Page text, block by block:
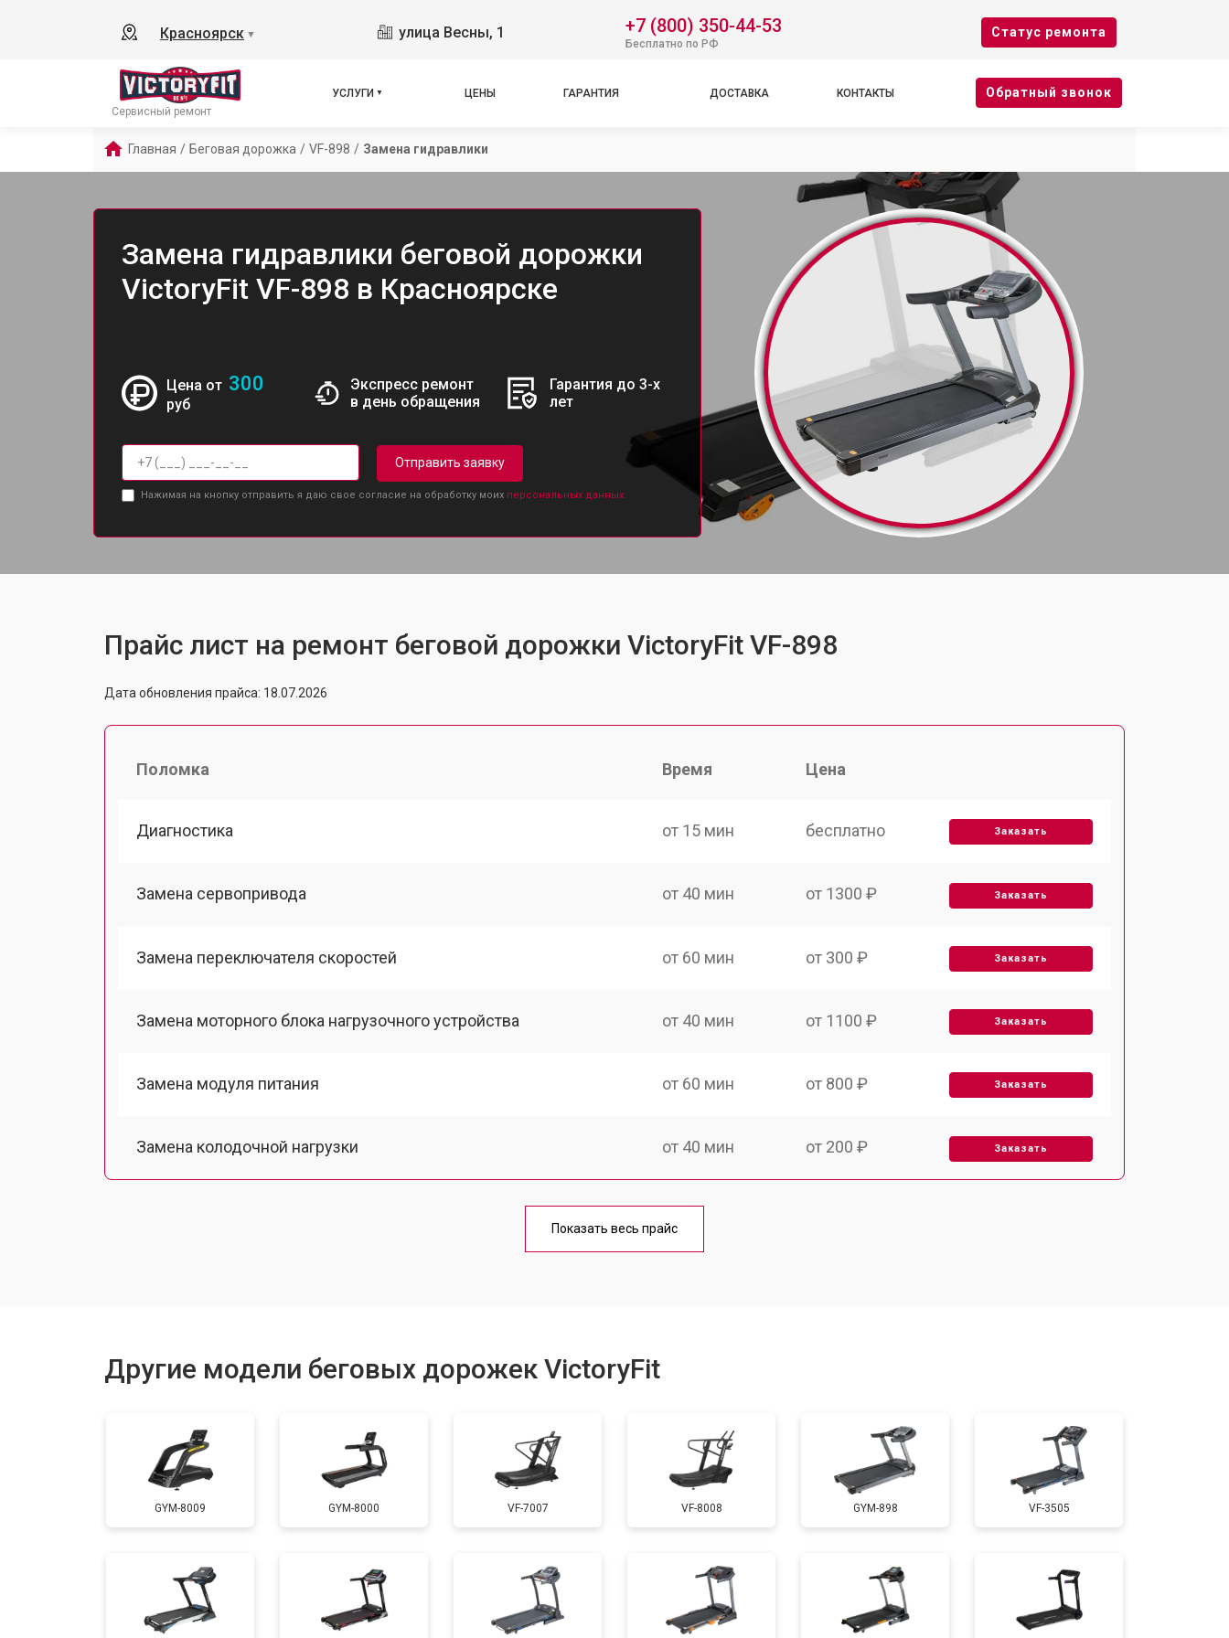
Красноярск ▼ улица Весны, 1 +7 (800) 350-44-53
Бесплатно по РФ
Cтатус ремонта
Сервисный ремонт
УСЛУГИ ЦЕНЫ ГАРАНТИЯ ДОСТАВКА КОНТАКТЫ Oбратный звонок
Главная / Беговая дорожка / VF-898 / Замена гидравлики
Замена гидравлики беговой дорожки
VictoryFit VF-898 в Красноярске
Цена от 300
руб
Экспресс ремонт
в день обращения
Гарантия до 3-х
лет
Отправить заявку
Нажимая на кнопку отправить я даю свое согласие на обработку моих персональных данных.
Прайс лист на ремонт беговой дорожки VictoryFit VF-898
Дата обновления прайса: 18.07.2026
Поломка Время Цена
Диагностика от 15 мин бесплатно Заказать
Замена сервопривода от 40 мин от 1300 ₽ Заказать
Замена переключателя скоростей от 60 мин от 300 ₽ Заказать
Замена моторного блока нагрузочного устройства от 40 мин от 1100 ₽ Заказать
Замена модуля питания от 60 мин от 800 ₽ Заказать
Замена колодочной нагрузки от 40 мин от 200 ₽ Заказать
от 70 мин
Замена основного двигателя от 50 мин от 1500 ₽
Обслуживание от 60 мин от 1000 ₽ Заказать
Замена платы управления от 40 мин
Показать весь прайс
Другие модели беговых дорожек VictoryFit
GYM-8009 GYM-8000 VF-7007 VF-8008 GYM-898 VF-3505